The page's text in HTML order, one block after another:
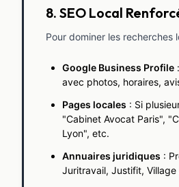
8. SEO Local
Pour dominer les recherches
Google Business Profile
avec photos, horaires,
Pages locales : Si
"Cabinet Avocat Paris",
Lyon", etc.
Annuaires juridiques :
Juritravail, Justifit,